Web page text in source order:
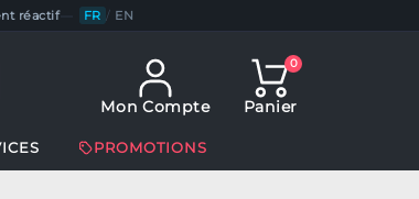
réactif— FR / EN
Mon Compte
0
Panier
PROMOTIONS